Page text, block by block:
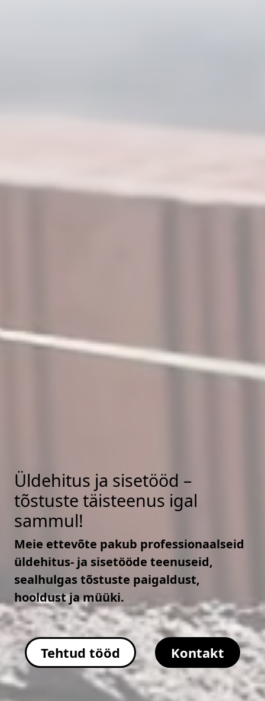
Üldehitus ja sisetööd –
tõstuste täisteenus igal
sammul!
Meie ettevõte pakub professionaalseid
üldehitus- ja sisetööde teenuseid,
sealhulgas tõstuste paigaldust,
hooldust ja müüki.
Tehtud tööd Kontakt